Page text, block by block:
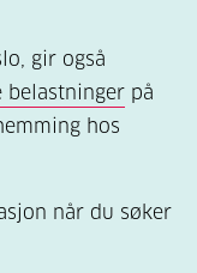
gir også
på
hos
når du søker